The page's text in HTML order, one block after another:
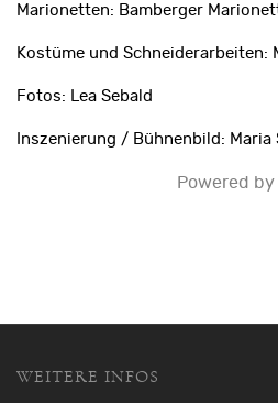
Marionetten: Bamberger
Kostüme und Schneiderarbeiten:
Fotos: Lea Sebald
Inszenierung / Bühnenbild: Maria
Powered by
WEITERE INFOS